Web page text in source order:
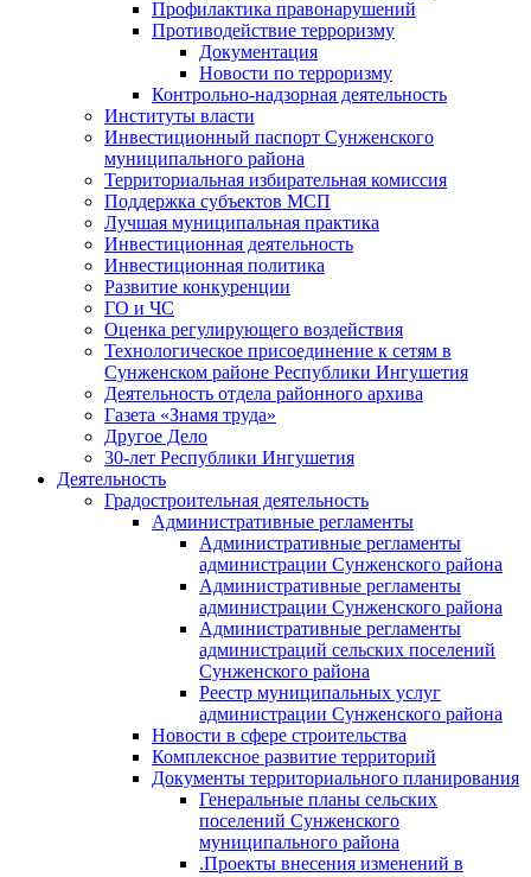
Профилактика правонарушений
Противодействие терроризму
Документация
Новости по терроризму
Контрольно-надзорная деятельность
Институты власти
Инвестиционный паспорт Сунженского
муниципального района
Территориальная избирательная комиссия
Поддержка субъектов МСП
Лучшая муниципальная практика
Инвестиционная деятельность
Инвестиционная политика
Развитие конкуренции
ГО и ЧС
Оценка регулирующего воздействия
Технологическое присоединение к сетям в
Сунженском районе Республики Ингушетия
Деятельность отдела районного архива
Газета «Знамя труда»
Другое Дело
30-лет Республики Ингушетия
Деятельность
Градостроительная деятельность
Административные регламенты
Административные регламенты
администрации Сунженского района
Административные регламенты
администрации Сунженского района
Административные регламенты
администраций сельских поселений
Сунженского района
Реестр муниципальных услуг
администрации Сунженского района
Новости в сфере строительства
Комплексное развитие территорий
Документы территориального планирования
Генеральные планы сельских
поселений Сунженского
муниципального района
.Проекты внесения изменений в